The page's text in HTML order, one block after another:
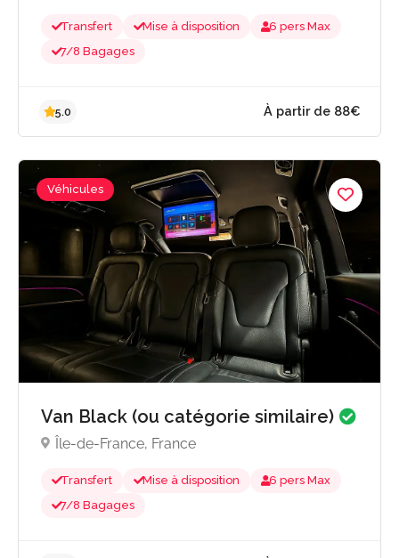
Transfert Mise à disposition
6 pers Max
7/8 Bagages
5.0 À partir de
Véhicules
Van Black (ou catégorie similaire)
Île-de-France, France
Transfert Mise à disposition
6 pers Max
7/8 Bagages